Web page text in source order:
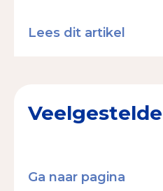
Lees dit artikel
Ga naar pagina